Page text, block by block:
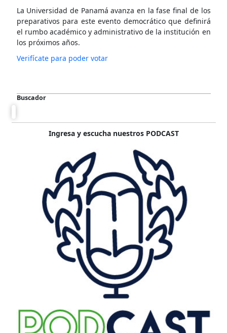
La Universidad de Panamá avanza en la fase final de los
preparativos para este evento democrático que definirá
el rumbo académico y administrativo de la institución en
los próximos años.
Verifícate para poder votar
Buscador
Ingresa y escucha nuestros PODCAST